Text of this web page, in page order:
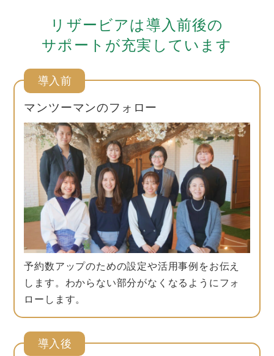
リザービアは導入前後の
サポートが充実しています
導入前
マンツーマンのフォロー
予約数アップのための設定や活用事例をお伝え
します。わからない部分がなくなるようにフォ
ローします。
導入後